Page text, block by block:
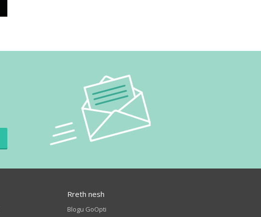
Rreth nesh
Blogu GoOpti